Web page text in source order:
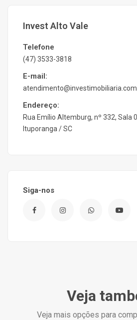
Invest Alto Vale
Telefone
(47) 3533-3818
E-mail:
atendimento@investimobiliaria.com
Endereço:
Rua Emílio Altemburg, nº 332, Sala
Ituporanga / SC
Siga-nos
Veja
Veja mais opções para